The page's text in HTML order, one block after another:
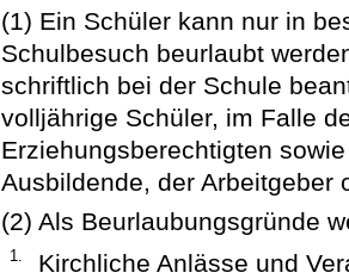
(1) Ein Schüler kann nur in
Schulbesuch beurlaubt
schriftlich bei der Schule
volljährige Schüler, im Falle
Erziehungsberechtigten
Ausbildende, der Arbeitgeber
(2) Als Beurlaubungsgründe
1. Kirchliche Anlässe und